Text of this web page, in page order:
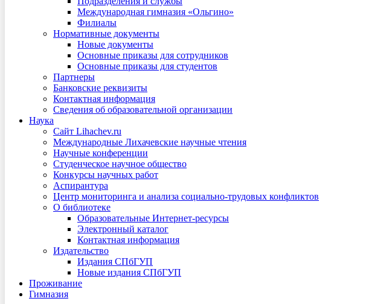
Международная гимназия «Ольгино»
Филиалы
Нормативные документы
Новые документы
Основные приказы для сотрудников
Основные приказы для студентов
Партнеры
Банковские реквизиты
Контактная информация
Сведения об образовательной организации
Наука
Сайт Lihachev.ru
Международные Лихачевские научные чтения
Научные конференции
Студенческое научное общество
Конкурсы научных работ
Аспирантура
Центр мониторинга и анализа социально-трудовых конфликтов
О библиотеке
Образовательные Интернет-ресурсы
Электронный каталог
Контактная информация
Издательство
Издания СПбГУП
Новые издания СПбГУП
Проживание
Гимназия